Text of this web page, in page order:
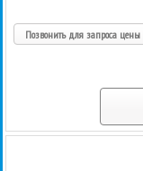
Позвонить для запроса цены